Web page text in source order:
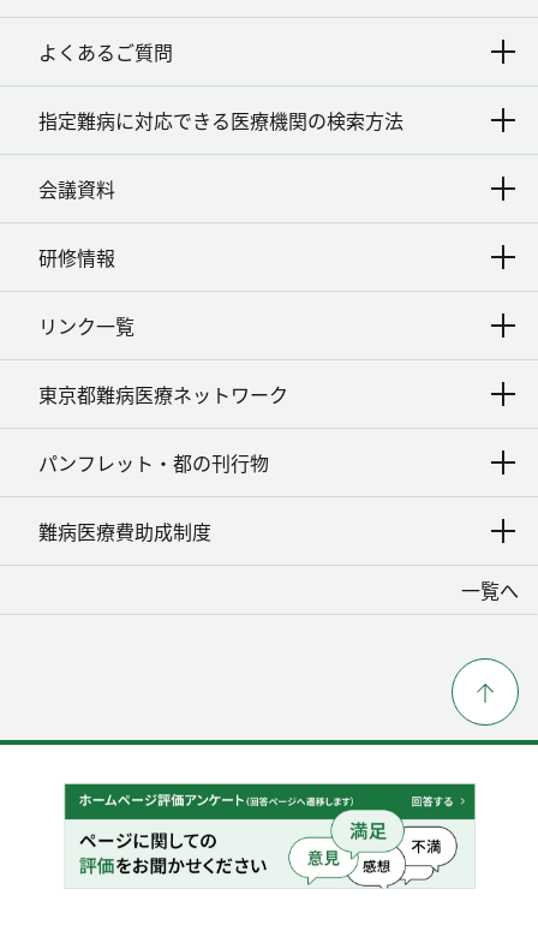
よくあるご質問
指定難病に対応できる医療機関の検索方法
会議資料
研修情報
リンク一覧
東京都難病医療ネットワーク
パンフレット・都の刊行物
難病医療費助成制度
一覧へ